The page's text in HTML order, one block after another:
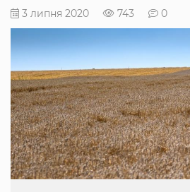
3 липня 2020 743 0